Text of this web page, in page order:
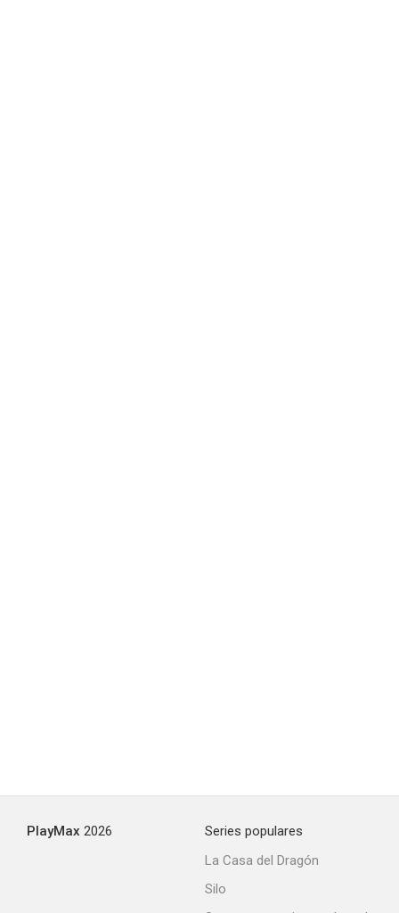
PlayMax 2026
Series populares
La Casa del Dragón
Silo